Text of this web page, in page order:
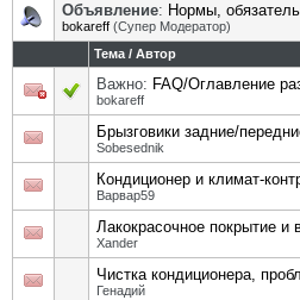
Объявление: Нормы,
bokareff (Супер Модератор)
Тема / Автор
Важно: FAQ/Оглавление
bokareff
Брызговики задние/
Sobesednik
Кондиционер и климат-
Варвар59
Лакокрасочное покрытие и
Xander
Чистка кондиционера,
Генадий